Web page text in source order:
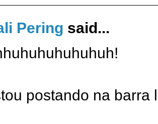
Pering said...
postando na barra